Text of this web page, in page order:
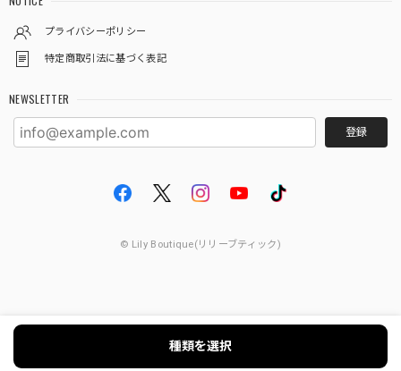
プライバシーポリシー
特定商取引法に基づく表記
NEWSLETTER
登録
© Lily Boutique(リリーブティック)
種類を選択